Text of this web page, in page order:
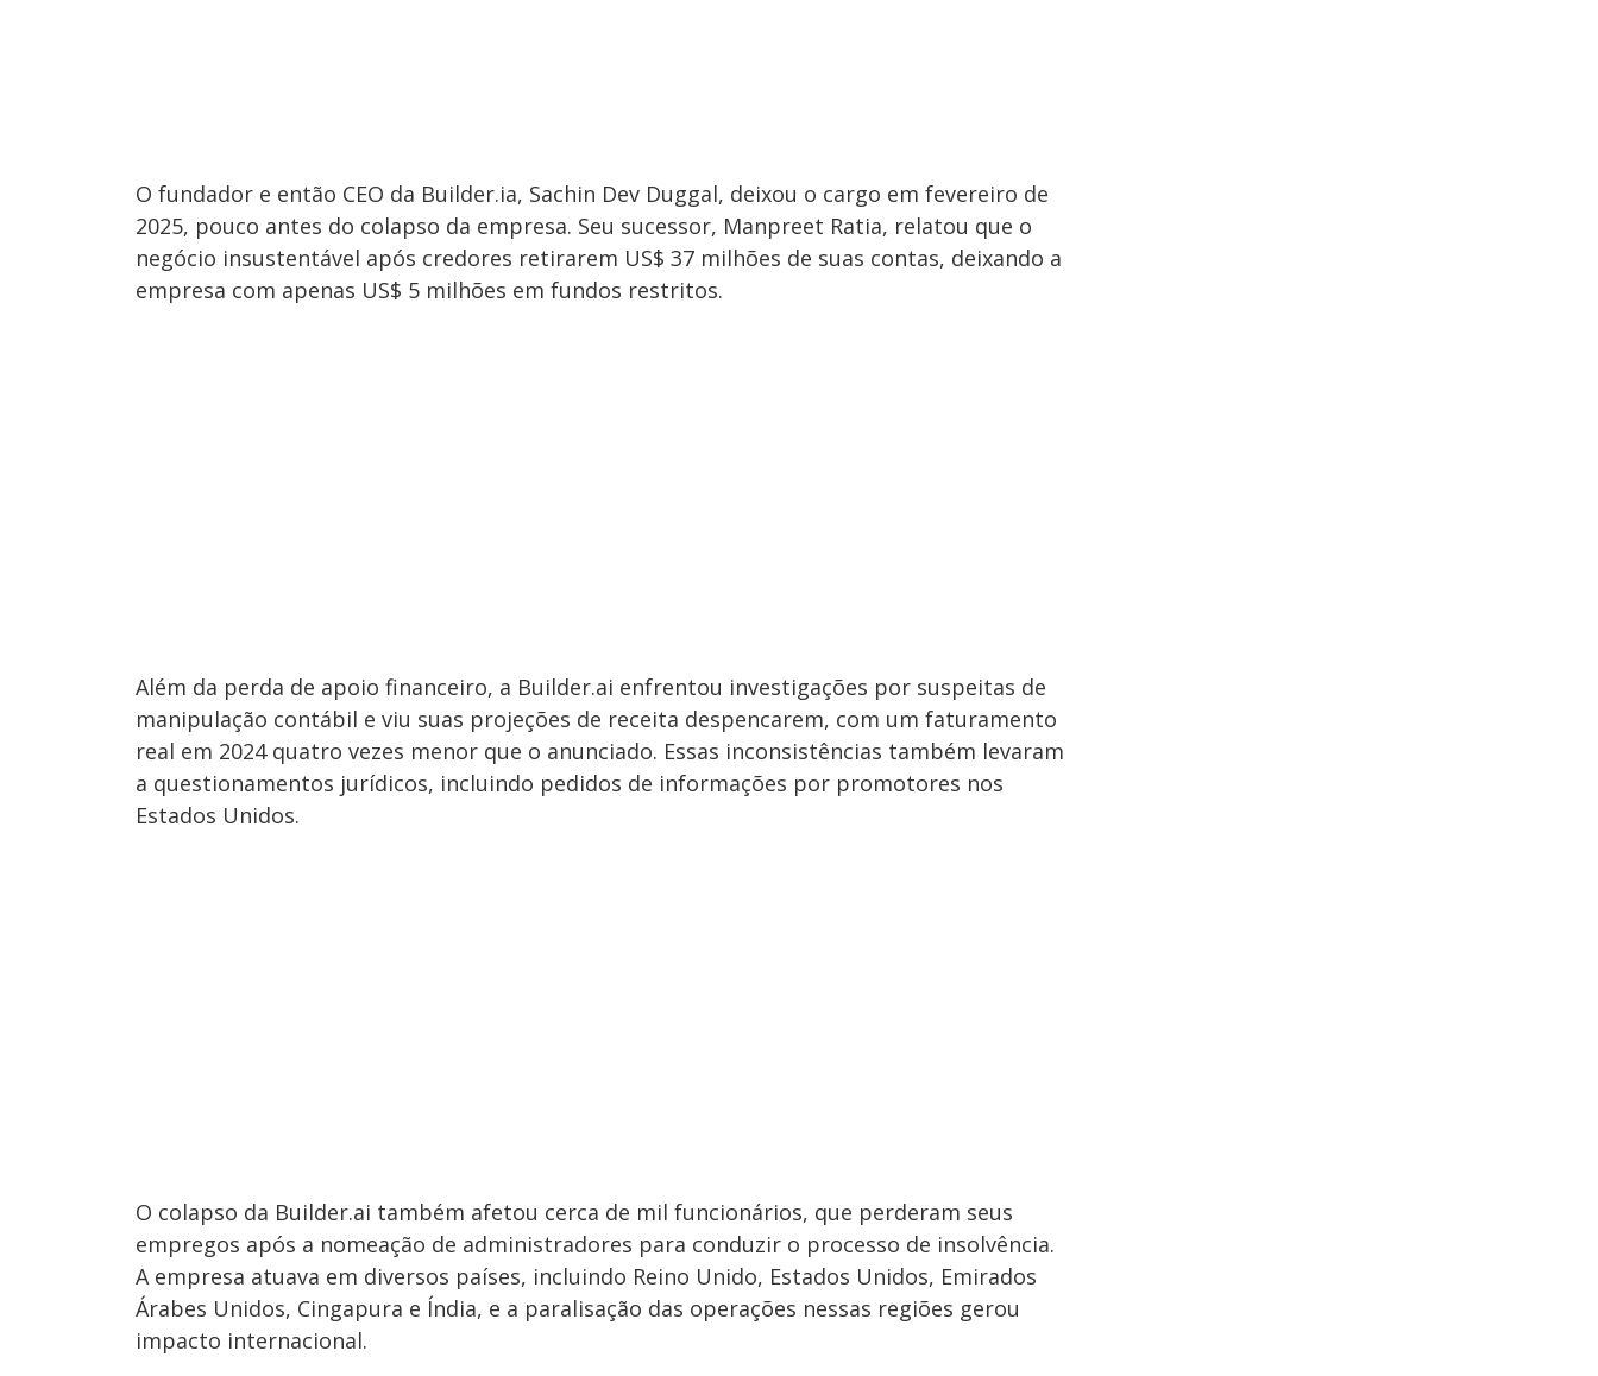
O fundador e então CEO da Builder.ia, Sachin Dev Duggal, deixou o cargo em fevereiro de
2025, pouco antes do colapso da empresa. Seu sucessor, Manpreet Ratia, relatou que o
negócio insustentável após credores retirarem US$ 37 milhões de suas contas, deixando a
empresa com apenas US$ 5 milhões em fundos restritos.
Além da perda de apoio financeiro, a Builder.ai enfrentou investigações por suspeitas de
manipulação contábil e viu suas projeções de receita despencarem, com um faturamento
real em 2024 quatro vezes menor que o anunciado. Essas inconsistências também levaram
a questionamentos jurídicos, incluindo pedidos de informações por promotores nos
Estados Unidos.
O colapso da Builder.ai também afetou cerca de mil funcionários, que perderam seus
empregos após a nomeação de administradores para conduzir o processo de insolvência.
A empresa atuava em diversos países, incluindo Reino Unido, Estados Unidos, Emirados
Árabes Unidos, Cingapura e Índia, e a paralisação das operações nessas regiões gerou
impacto internacional.